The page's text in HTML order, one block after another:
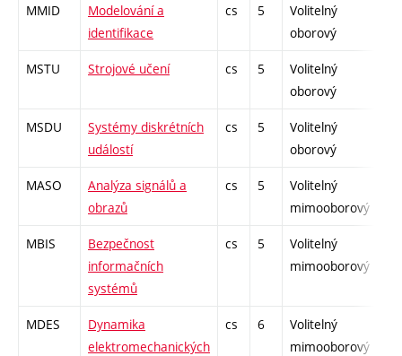
MMID
Modelování a
identifikace
cs 5
Volitelný
oborový
MSTU Strojové učení cs 5
Volitelný
oborový
MSDU
Systémy diskrétních
událostí
cs 5
Volitelný
oborový
MASO
Analýza signálů a
obrazů
cs 5
Volitelný
mimooborový
MBIS
Bezpečnost
informačních
systémů
cs 5
Volitelný
mimooborový
MDES
Dynamika
elektromechanických
cs 6
Volitelný
mimooborový